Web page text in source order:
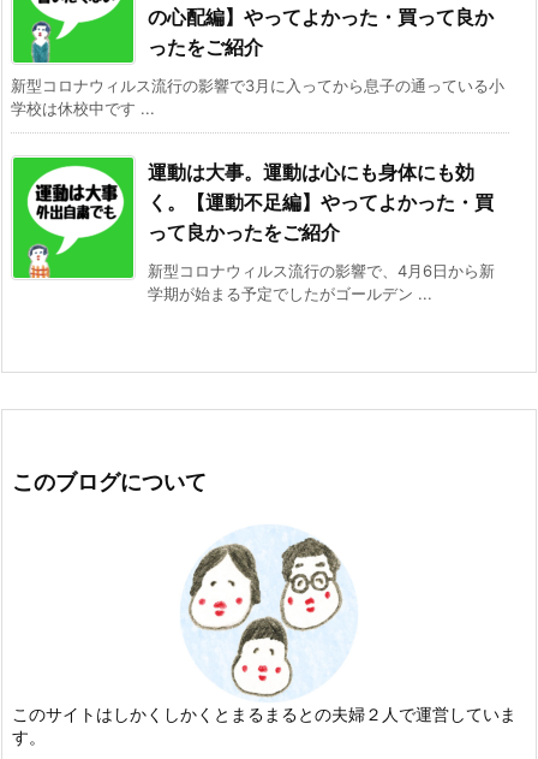
の心配編】やってよかった・買って良か
ったをご紹介
新型コロナウィルス流行の影響で3月に入ってから息子の通っている小
学校は休校中です ...
運動は大事。運動は心にも身体にも効
く。【運動不足編】やってよかった・買
って良かったをご紹介
新型コロナウィルス流行の影響で、4月6日から新
学期が始まる予定でしたがゴールデン ...
このブログについて
このサイトはしかくしかくとまるまるとの夫婦２人で運営していま
す。